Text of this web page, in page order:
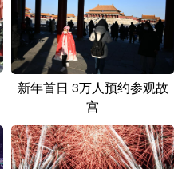
日本語 한국어
新年首日 3万人预约参观故
宫